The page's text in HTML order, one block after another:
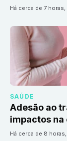
há cerca de 7 horas
SAÚDE
Adesão ao
impactos na
há cerca de 8 horas